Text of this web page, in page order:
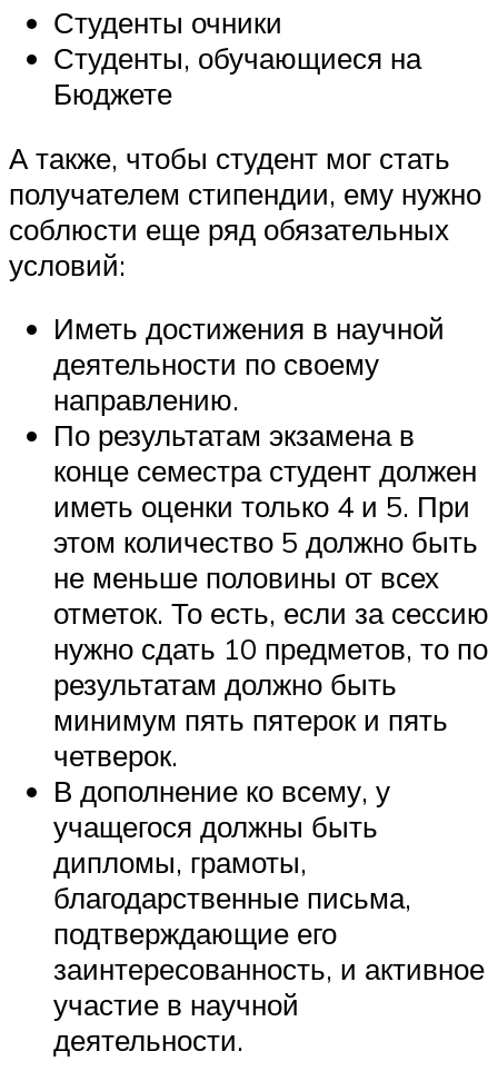
Студенты очники
Студенты, обучающиеся на
Бюджете
А также, чтобы студент мог стать
получателем стипендии, ему нужно
соблюсти еще ряд обязательных
условий:
Иметь достижения в научной
деятельности по своему
направлению.
По результатам экзамена в
конце семестра студент должен
иметь оценки только 4 и 5. При
этом количество 5 должно быть
не меньше половины от всех
отметок. То есть, если за сессию
нужно сдать 10 предметов, то по
результатам должно быть
минимум пять пятерок и пять
четверок.
В дополнение ко всему, у
учащегося должны быть
дипломы, грамоты,
благодарственные письма,
подтверждающие его
заинтересованность, и активное
участие в научной
деятельности.